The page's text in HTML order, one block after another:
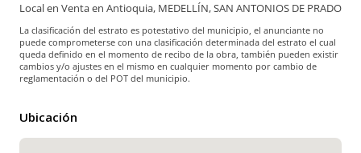
Local en Venta en Antioquia, MEDELLÍN, SAN ANTONIOS DE PRADO
La clasificación del estrato es potestativo del municipio, el anunciante no
puede comprometerse con una clasificación determinada del estrato el cual
queda definido en el momento de recibo de la obra, también pueden existir
cambios y/o ajustes en el mismo en cualquier momento por cambio de
reglamentación o del POT del municipio.
Ubicación